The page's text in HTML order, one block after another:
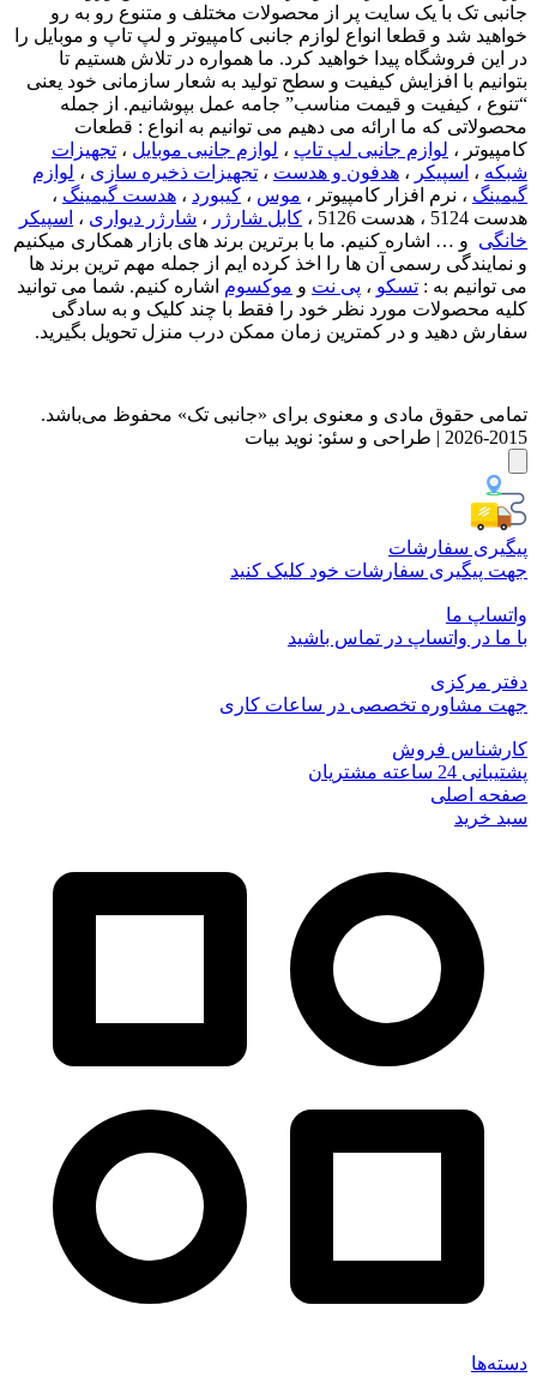
جانبی تک با یک سایت پر از محصولات مختلف و متنوع رو به رو
خواهید شد و قطعا انواع لوازم جانبی کامپیوتر و لپ تاپ و موبایل را
در این فروشگاه پیدا خواهید کرد. ما همواره در تلاش هستیم تا
بتوانیم با افزایش کیفیت و سطح تولید به شعار سازمانی خود یعنی
“تنوع ، کیفیت و قیمت مناسب” جامه عمل بپوشانیم. از جمله
محصولاتی که ما ارائه می دهیم می توانیم به انواع : قطعات
کامپیوتر ، لوازم جانبی لپ تاپ ، لوازم جانبی موبایل ، تجهیزات
شبکه ، اسپیکر ، هدفون و هدست ، تجهیزات ذخیره سازی ، لوازم
گیمینگ ، نرم افزار کامپیوتر ، موس ، کیبورد ، هدست گیمینگ ،
هدست 5124 ، هدست 5126 ،
کابل شارژر ، شارژر دیواری ، اسپیکر
خانگی و … اشاره کنیم. ما با برترین برند های بازار همکاری میکنیم
و نمایندگی رسمی آن ها را اخذ کرده ایم از جمله مهم ترین برند ها
می توانیم به : تسکو ، پی نت و موکسوم اشاره کنیم. شما می توانید
کلیه محصولات مورد نظر خود را فقط با چند کلیک و به سادگی
سفارش دهید و در کمترین زمان ممکن درب منزل تحویل بگیرید.
تمامی حقوق مادی و معنوی برای «جانبی تک» محفوظ می‌باشد.
2015-2026 | طراحی و سئو: نوید بیات
پیگیری سفارشات
جهت پیگیری سفارشات خود کلیک کنید
واتساپ ما
با ما در واتساپ در تماس باشید
دفتر مرکزی
جهت مشاوره تخصصی در ساعات کاری
کارشناس فروش
پشتیبانی 24 ساعته مشتریان
صفحه اصلی
سبد خرید
دسته‌ها